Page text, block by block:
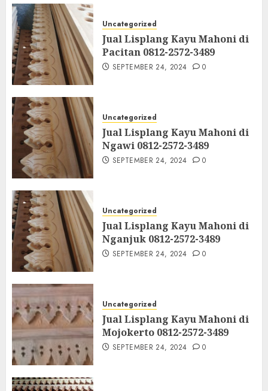
Uncategorized
Jual Lisplang Kayu Mahoni di
Pacitan 0812-2572-3489
SEPTEMBER 24, 2024 0
Uncategorized
Jual Lisplang Kayu Mahoni di
Ngawi 0812-2572-3489
SEPTEMBER 24, 2024 0
Uncategorized
Jual Lisplang Kayu Mahoni di
Nganjuk 0812-2572-3489
SEPTEMBER 24, 2024 0
Uncategorized
Jual Lisplang Kayu Mahoni di
Mojokerto 0812-2572-3489
SEPTEMBER 24, 2024 0